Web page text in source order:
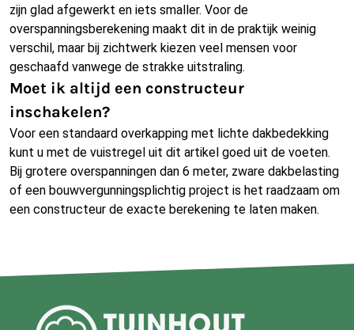
zijn glad afgewerkt en iets smaller. Voor de
overspanningsberekening maakt dit in de praktijk weinig
verschil, maar bij zichtwerk kiezen veel mensen voor
geschaafd vanwege de strakke uitstraling.
Moet ik altijd een constructeur
inschakelen?
Voor een standaard overkapping met lichte dakbedekking
kunt u met de vuistregel uit dit artikel goed uit de voeten.
Bij grotere overspanningen dan 6 meter, zware dakbelasting
of een bouwvergunningsplichtig project is het raadzaam om
een constructeur de exacte berekening te laten maken.